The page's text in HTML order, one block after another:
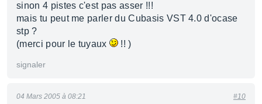
sinon 4 pistes c'est pas asser !!!
mais tu peut me parler du Cubasis VST 4.0 d'ocase
stp ?
(merci pour le tuyaux
!! )
signaler
04 Mars 2005 à 08:21 #10